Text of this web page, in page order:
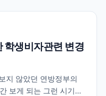
학생비자관련 변경
지 않았던 연방정부의
보게 되는 그런 시기이